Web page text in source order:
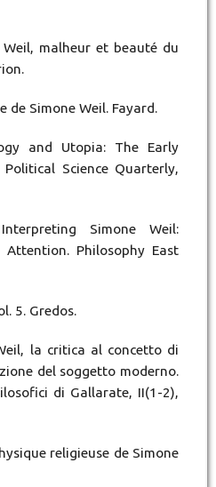
malheur et beauté du
de Simone Weil. Fayard.
and Utopia: The Early
Science Quarterly,
Simone Weil:
Attention. Philosophy East
5. Gredos.
la critica al concetto di
del soggetto moderno.
di Gallarate, II(1-2),
religieuse de Simone